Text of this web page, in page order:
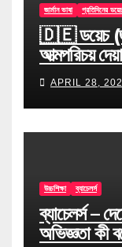
জার্মান ভাষা প্রতিদিনের ডয়েচ
🇩🇪 ডয়েচ
আত্মপরিচয়
APRIL 28,
উচ্চশিক্ষা ব্যাচেলর্স
ব্যাচেলর্স –
অভিজ্ঞতা কী